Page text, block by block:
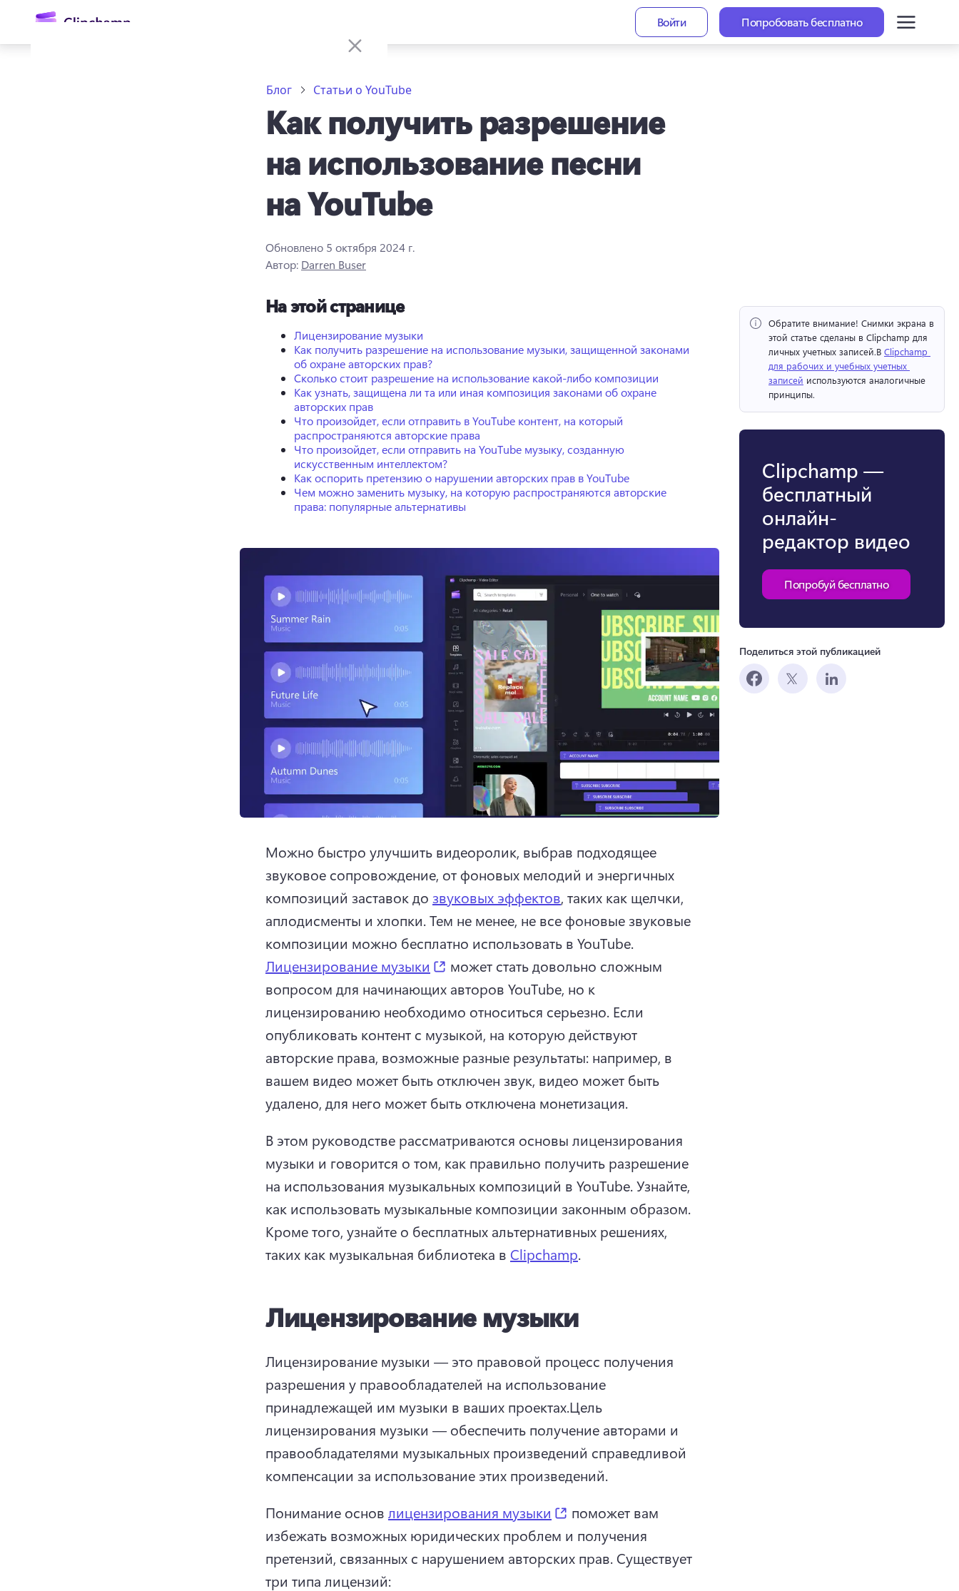
содержимому
Войти Попробовать бесплатно
Попробовать бесплатно
Блог Статьи о YouTube
Как получить разрешение
на использование песни
на YouTube
Обновлено 5 октября 2024 г.
Автор: Darren Buser
На этой странице
Лицензирование музыки
Как получить разрешение на использование музыки, защищенной законами
об охране авторских прав?
Сколько стоит разрешение на использование какой-либо композиции
Как узнать, защищена ли та или иная композиция законами об охране
авторских прав
Что произойдет, если отправить в YouTube контент, на который
распространяются авторские права
Что произойдет, если отправить на YouTube музыку, созданную
искусственным интеллектом?
Как оспорить претензию о нарушении авторских прав в YouTube
Чем можно заменить музыку, на которую распространяются авторские
права: популярные альтернативы
Можно быстро улучшить видеоролик, выбрав подходящее
звуковое сопровождение, от фоновых мелодий и энергичных
композиций заставок до звуковых эффектов, таких как щелчки,
аплодисменты и хлопки. Тем не менее, не все фоновые звуковые
композиции можно бесплатно использовать в YouTube.
Лицензирование музыки
(opens in a new tab)
может стать довольно сложным
вопросом для начинающих авторов YouTube, но к
лицензированию необходимо относиться серьезно. Если
опубликовать контент с музыкой, на которую действуют
авторские права, возможные разные результаты: например, в
вашем видео может быть отключен звук, видео может быть
удалено, для него может быть отключена монетизация.
В этом руководстве рассматриваются основы лицензирования
музыки и говорится о том, как правильно получить разрешение
на использования музыкальных композиций в YouTube. Узнайте,
как использовать музыкальные композиции законным образом.
Кроме того, узнайте о бесплатных альтернативных решениях,
таких как музыкальная библиотека в Clipchamp.
Лицензирование музыки
Лицензирование музыки — это правовой процесс получения
разрешения у правообладателей на использование
принадлежащей им музыки в ваших проектах.Цель
лицензирования музыки — обеспечить получение авторами и
правообладателями музыкальных произведений справедливой
компенсации за использование этих произведений.
Понимание основ лицензирования музыки (opens in a new tab)
поможет вам
избежать возможных юридических проблем и получения
претензий, связанных с нарушением авторских прав. Существует
три типа лицензий:
Обратите внимание! Снимки экрана в
этой статье сделаны в Clipchamp для
личных учетных записей.В Clipchamp
для рабочих и учебных учетных
записей используются аналогичные
принципы.
Clipchamp —
бесплатный
онлайн-
редактор видео
Попробуй бесплатно
Поделиться этой публикацией